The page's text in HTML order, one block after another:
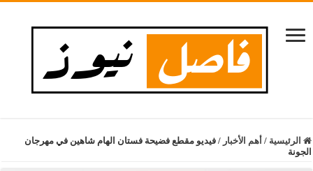
الرئيسية / أهم الأخبار / فيديو مقطع فضيحة فستان الهام شاهين في مهرجان
الجونة